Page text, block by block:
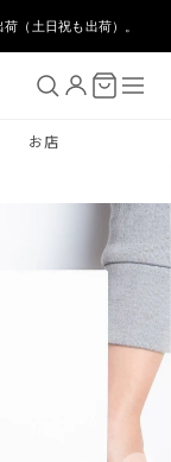
（土日祝も出荷）。
お店